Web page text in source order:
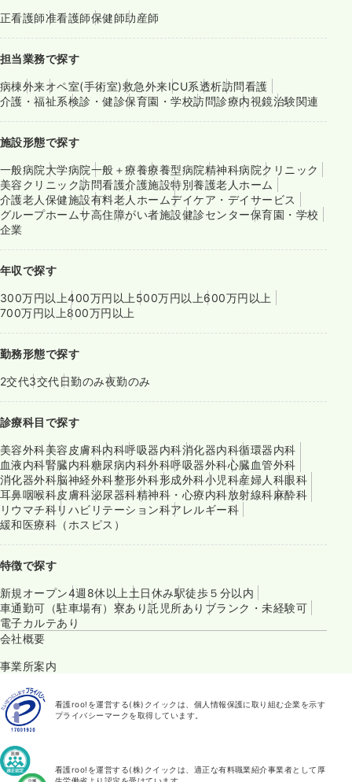
正看護師准看護師保健師助産師
担当業務で探す
病棟外来オペ室(手術室)救急外来ICU系透析訪問看護
介護・福祉系検診・健診保育園・学校訪問診療内視鏡治験関連
施設形態で探す
一般病院大学病院一般＋療養療養型病院精神科病院クリニック
美容クリニック訪問看護介護施設特別養護老人ホーム
介護老人保健施設有料老人ホームデイケア・デイサービス
グループホームサ高住障がい者施設健診センター保育園・学校
企業
年収で探す
300万円以上400万円以上 500万円以上600万円以上
700万円以上800万円以上
勤務形態で探す
2交代3交代日勤のみ夜勤のみ
診療科目で探す
美容外科美容皮膚科内科呼吸器内科消化器内科循環器内科
血液内科腎臓内科糖尿病内科外科呼吸器外科心臓血管外科
消化器外科脳神経外科整形外科形成外科小児科産婦人科眼科
耳鼻咽喉科皮膚科泌尿器科精神科・心療内科放射線科麻酔科
リウマチ科リハビリテーション科アレルギー科
緩和医療科（ホスピス）
特徴で探す
新規オープン4週8休以上 土日休み駅徒歩５分以内
車通勤可（駐車場有） 寮あり託児所あり ブランク・未経験可
電子カルテあり
会社概要
事業所案内
看護roo!を運営する(株)クイックは、個人情報保護に取り組む企業を示す
プライバシーマークを取得しています。
看護roo!を運営する(株)クイックは、適正な有料職業紹介事業者として厚